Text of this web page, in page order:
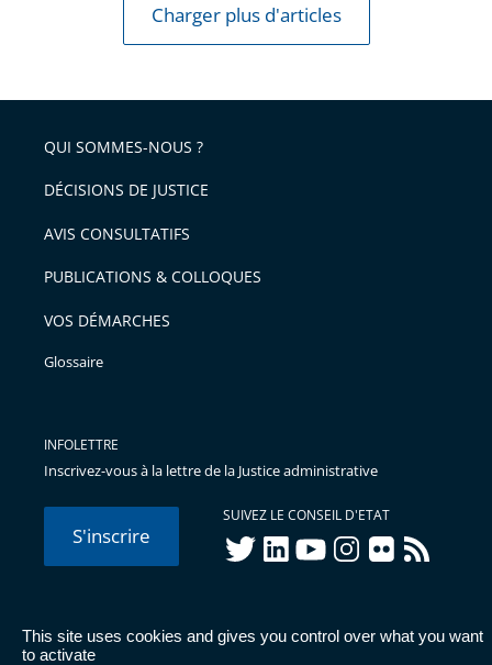
This site uses cookies and gives you control over what you want
to activate
Charger plus d'articles
QUI SOMMES-NOUS ?
DÉCISIONS DE JUSTICE
AVIS CONSULTATIFS
PUBLICATIONS & COLLOQUES
VOS DÉMARCHES
Glossaire
INFOLETTRE
Inscrivez-vous à la lettre de la Justice administrative
S'inscrire
SUIVEZ LE CONSEIL D'ETAT
twitterlinkedInyoutubeinstagram
flickr rss
© Conseil d'État 2026 - Mentions légales
Données